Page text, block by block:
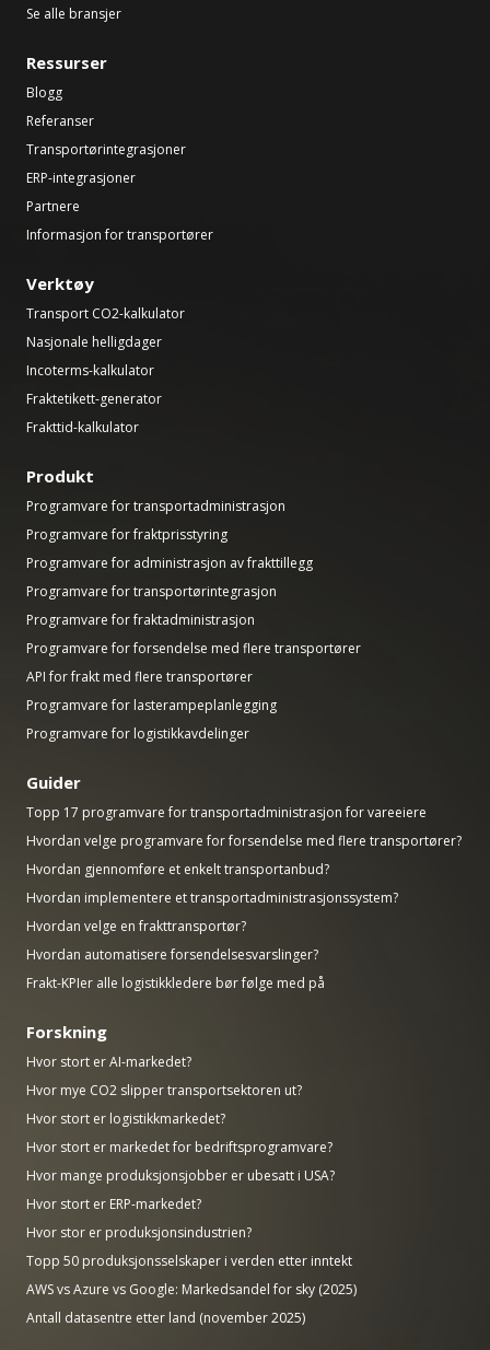
Se alle bransjer
Ressurser
Blogg
Referanser
Transportørintegrasjoner
ERP-integrasjoner
Partnere
Informasjon for transportører
Verktøy
Transport CO2-kalkulator
Nasjonale helligdager
Incoterms-kalkulator
Fraktetikett-generator
Frakttid-kalkulator
Produkt
Programvare for transportadministrasjon
Programvare for fraktprisstyring
Programvare for administrasjon av frakttillegg
Programvare for transportørintegrasjon
Programvare for fraktadministrasjon
Programvare for forsendelse med flere transportører
API for frakt med flere transportører
Programvare for lasterampeplanlegging
Programvare for logistikkavdelinger
Guider
Topp 17 programvare for transportadministrasjon for vareeiere
Hvordan velge programvare for forsendelse med flere transportører?
Hvordan gjennomføre et enkelt transportanbud?
Hvordan implementere et transportadministrasjonssystem?
Hvordan velge en frakttransportør?
Hvordan automatisere forsendelsesvarslinger?
Frakt-KPIer alle logistikkledere bør følge med på
Forskning
Hvor stort er AI-markedet?
Hvor mye CO2 slipper transportsektoren ut?
Hvor stort er logistikkmarkedet?
Hvor stort er markedet for bedriftsprogramvare?
Hvor mange produksjonsjobber er ubesatt i USA?
Hvor stort er ERP-markedet?
Hvor stor er produksjonsindustrien?
Topp 50 produksjonsselskaper i verden etter inntekt
AWS vs Azure vs Google: Markedsandel for sky (2025)
Antall datasentre etter land (november 2025)